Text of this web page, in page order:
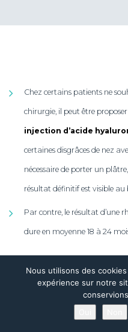
Chez certains patients ne
chirurgie, il peut être
injection d’acide
certaines disgrâces de nez
nécessaire de porter un
résultat définitif est visible au
Par contre, le résultat d’une
dure en moyenne 18 à 24
Dr
Nous utilisons des
expérience sur notre